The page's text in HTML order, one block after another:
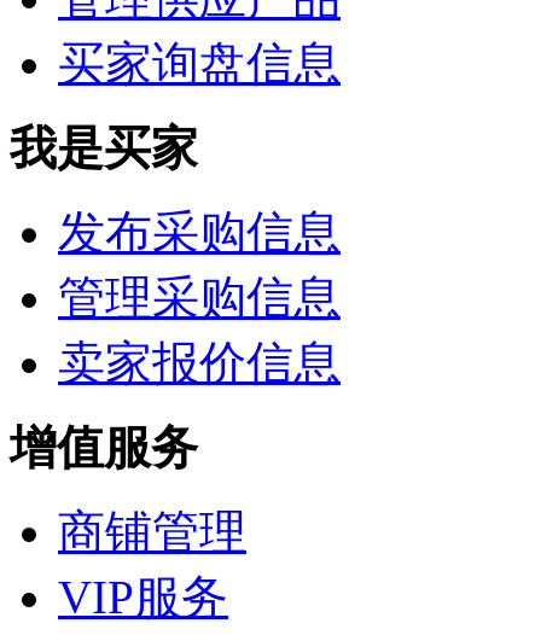
买家询盘信息
我是买家
发布采购信息
管理采购信息
卖家报价信息
增值服务
商铺管理
VIP服务